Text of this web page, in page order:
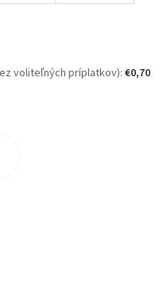
voliteľných príplatkov): €0,70